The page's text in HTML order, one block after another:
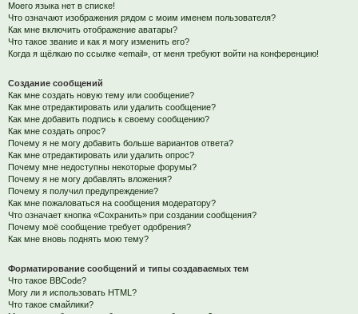
Моего языка нет в списке!
Что означают изображения рядом с моим именем пользователя?
Как мне включить отображение аватары?
Что такое звание и как я могу изменить его?
Когда я щёлкаю по ссылке «email», от меня требуют войти на конференцию!
Создание сообщений
Как мне создать новую тему или сообщение?
Как мне отредактировать или удалить сообщение?
Как мне добавить подпись к своему сообщению?
Как мне создать опрос?
Почему я не могу добавить больше вариантов ответа?
Как мне отредактировать или удалить опрос?
Почему мне недоступны некоторые форумы?
Почему я не могу добавлять вложения?
Почему я получил предупреждение?
Как мне пожаловаться на сообщения модератору?
Что означает кнопка «Сохранить» при создании сообщения?
Почему моё сообщение требует одобрения?
Как мне вновь поднять мою тему?
Форматирование сообщений и типы создаваемых тем
Что такое BBCode?
Могу ли я использовать HTML?
Что такое смайлики?